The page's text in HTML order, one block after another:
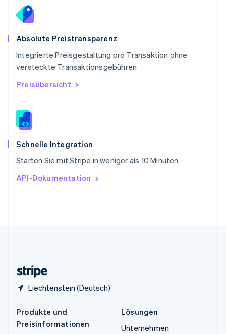
Absolute Preistransparenz
Integrierte Preisgestaltung pro Transaktion ohne
versteckte Transaktionsgebühren
Preisübersicht
Schnelle Integration
Starten Sie mit Stripe in weniger als 10 Minuten
API-Dokumentation
Liechtenstein (Deutsch)
Deutsch
Singapur
English
Slowakei
Slowenien
EnglishItaliano
Sonderverwaltungsregion Hongkong,
Spanien
Thailand
ไทยEnglish
English
English
Produkte und
Preisinformationen
Lösungen
Unternehmen